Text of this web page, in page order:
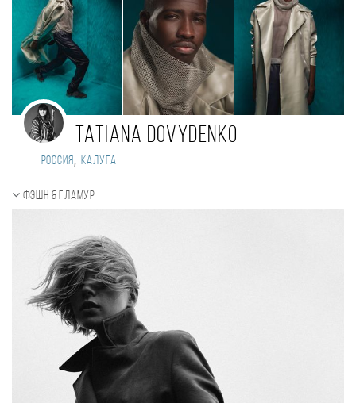
Tatiana Dovydenko
Россия, Калуга
Фэшн & Гламур